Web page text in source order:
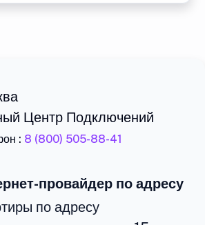
Центр Подключений
: 8 (800) 505-88-41
провайдер по адресу
по адресу